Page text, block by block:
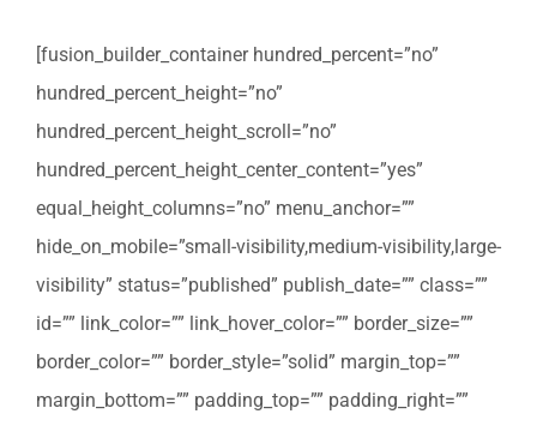
[fusion_builder_container hundred_percent=”no”
hundred_percent_height=”no”
hundred_percent_height_scroll=”no”
hundred_percent_height_center_content=”yes”
equal_height_columns=”no” menu_anchor=””
hide_on_mobile=”small-visibility,medium-visibility,large-
visibility” status=”published” publish_date=”” class=””
id=”” link_color=”” link_hover_color=”” border_size=””
border_color=”” border_style=”solid” margin_top=””
margin_bottom=”” padding_top=”” padding_right=””